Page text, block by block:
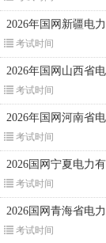
2026年国网新疆电
考试时间
2026年国网山西省
考试时间
2026年国网河南省
考试时间
2026国网宁夏电力
考试时间
2026国网青海省电
考试时间